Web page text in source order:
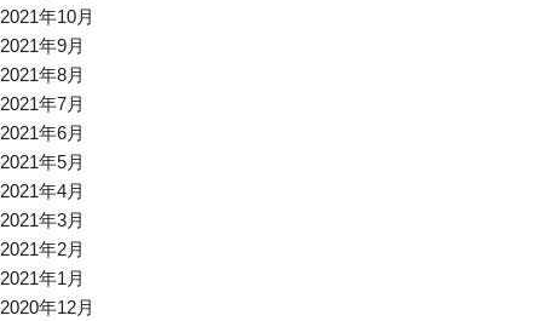
2021年10月
2021年9月
2021年8月
2021年7月
2021年6月
2021年5月
2021年4月
2021年3月
2021年2月
2021年1月
2020年12月